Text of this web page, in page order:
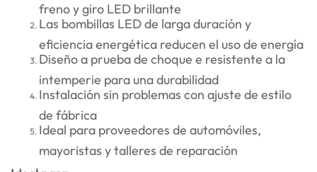
freno y giro LED brillante
Las bombillas LED de larga duración y
eficiencia energética reducen el uso de energía
Diseño a prueba de choque e resistente a la
intemperie para una durabilidad
Instalación sin problemas con ajuste de estilo
de fábrica
Ideal para proveedores de automóviles,
mayoristas y talleres de reparación